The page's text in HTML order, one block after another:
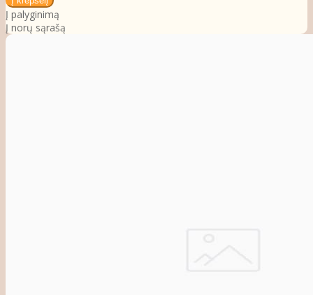
Į palyginimą
Į norų sąrašą